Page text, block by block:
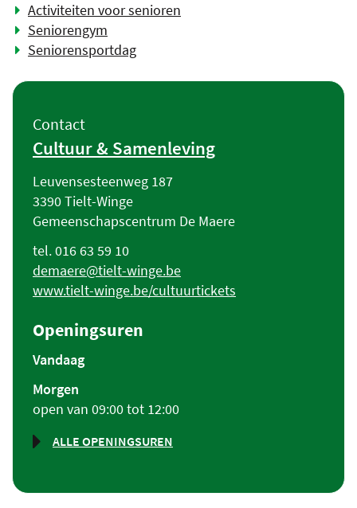
Activiteiten voor senioren
Seniorengym
Seniorensportdag
Contact
Contact
Cultuur & Samenleving
Adres
Leuvensesteenweg 187
,3390Tielt-Winge
Gemeenschapscentrum De Maere
Tel.016 63 59 10
E-
mail
demaere@tielt-winge.be
Website
www.tielt-winge.be/cultuurtickets
Openingsuren
Vandaag
Morgen
open van 09:00tot 12:00
ALLE OPENINGSUREN
SAMENLEVING